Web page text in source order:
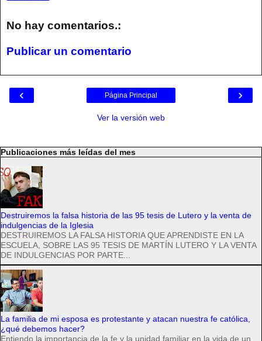
No hay comentarios.:
Publicar un comentario
‹ ›
Página Principal
Ver la versión web
Publicaciones más leídas del mes
Destruiremos la falsa historia de las 95 tesis de Lutero y la venta de
indulgencias de la Iglesia
DESTRUIREMOS LA FALSA HISTORIA QUE APRENDISTE EN LA
ESCUELA, SOBRE LAS 95 TESIS DE MARTÍN LUTERO Y LA VENTA
DE INDULGENCIAS POR PARTE...
La familia de mi esposa es protestante y atacan nuestra fe católica,
¿qué debemos hacer?
Entiendo la importancia de la fe y la unidad familiar en la vida de un